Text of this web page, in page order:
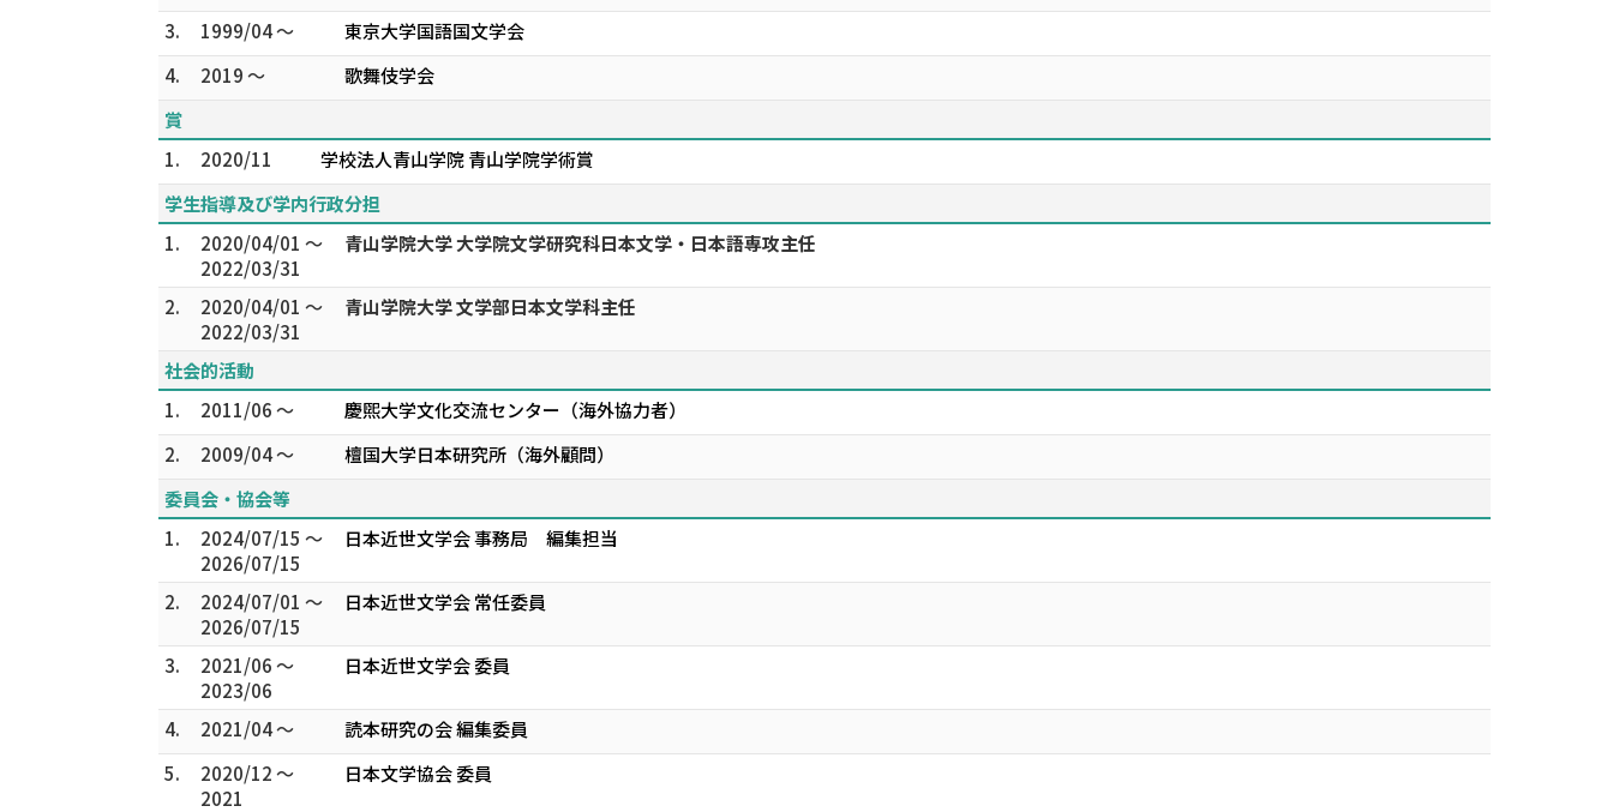
3.
1999/04 ～
東京大学国語国文学会
4.
2019 ～
歌舞伎学会
賞
1.
2020/11
学校法人青山学院 青山学院学術賞
学生指導及び学内行政分担
1.
2020/04/01 ～
2022/03/31
青山学院大学 大学院文学研究科日本文学・日本語専攻主任
2.
2020/04/01 ～
2022/03/31
青山学院大学 文学部日本文学科主任
社会的活動
1.
2011/06 ～
慶煕大学文化交流センター（海外協力者）
2.
2009/04 ～
檀国大学日本研究所（海外顧問）
委員会・協会等
1.
2024/07/15 ～
2026/07/15
日本近世文学会 事務局 編集担当
2.
2024/07/01 ～
2026/07/15
日本近世文学会 常任委員
3.
2021/06 ～
2023/06
日本近世文学会 委員
4. 2021/04 ～
読本研究の会 編集委員
5.
2020/12 ～
2021
日本文学協会 委員